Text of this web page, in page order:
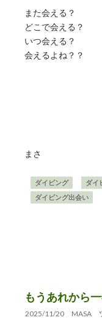
また会える？
どこで会える？
いつ会える？
会えるよね？？
まさ
ダイビング ダイ
ダイビング出会い
もうあれから
2025/11/20 MASA